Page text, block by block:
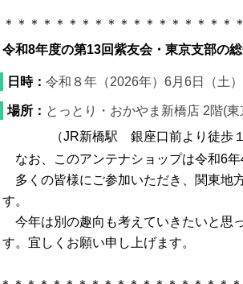
＊＊＊＊＊＊＊＊＊＊＊＊＊＊＊＊＊＊
令和8年度の第13回紫友会・東京支部の
日時： 令和８年（2026年）6月6日（土
場所： とっとり・おかやま新橋店 2階(
（JR新橋駅 銀座口前より徒歩１
なお、このアンテナショップは令和6年
多くの皆様にご参加いただき、関東地
す。
今年は別の趣向も考えていきたいと思
す。宜しくお願い申し上げます。